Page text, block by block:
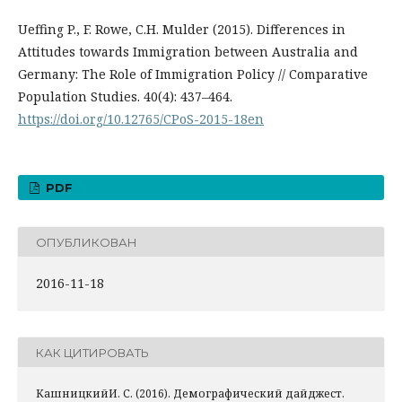
Ueffing P., F. Rowe, C.H. Mulder (2015). Differences in
Attitudes towards Immigration between Australia and
Germany: The Role of Immigration Policy // Comparative
Population Studies. 40(4): 437–464.
https://doi.org/10.12765/CPoS-2015-18en
PDF
ОПУБЛИКОВАН
2016-11-18
КАК ЦИТИРОВАТЬ
КашницкийИ. С. (2016). Демографический дайджест.